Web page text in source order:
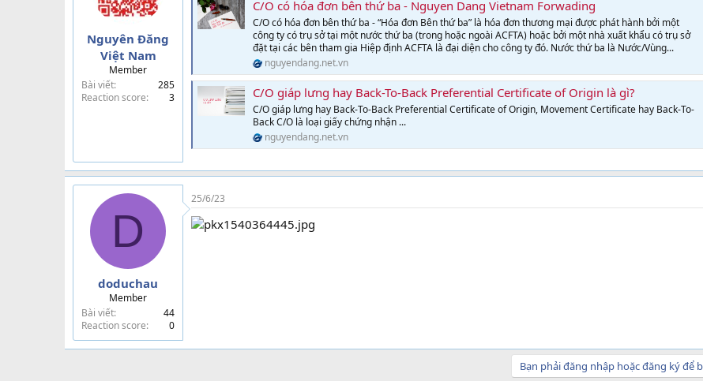
Nguyên Đăng
Việt Nam
Member
Bài viết
285
Reaction score
3
C/O có hóa đơn bên thứ ba - Nguyen Dang Vietnam Forwading
C/O có hóa đơn bên thứ ba - “Hóa đơn Bên thứ ba” là hóa đơn thương mại được phát hành bởi một
công ty có trụ sở tại một nước thứ ba (trong hoặc ngoài ACFTA) hoặc bởi một nhà xuất khẩu có trụ sở
đặt tại các bên tham gia Hiệp định ACFTA là đại diện cho công ty đó. Nước thứ ba là Nước/Vùng...
nguyendang.net.vn
C/O giáp lưng hay Back-To-Back Preferential Certificate of Origin là gì?
C/O giáp lưng hay Back-To-Back Preferential Certificate of Origin, Movement Certificate hay Back-To-
Back C/O là loại giấy chứng nhận ...
nguyendang.net.vn
D
doduchau
Member
Bài viết
44
Reaction score
0
25/6/23
Bạn phải đăng nhập hoặc đăng ký để